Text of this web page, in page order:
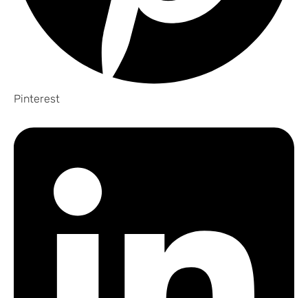
Pinterest